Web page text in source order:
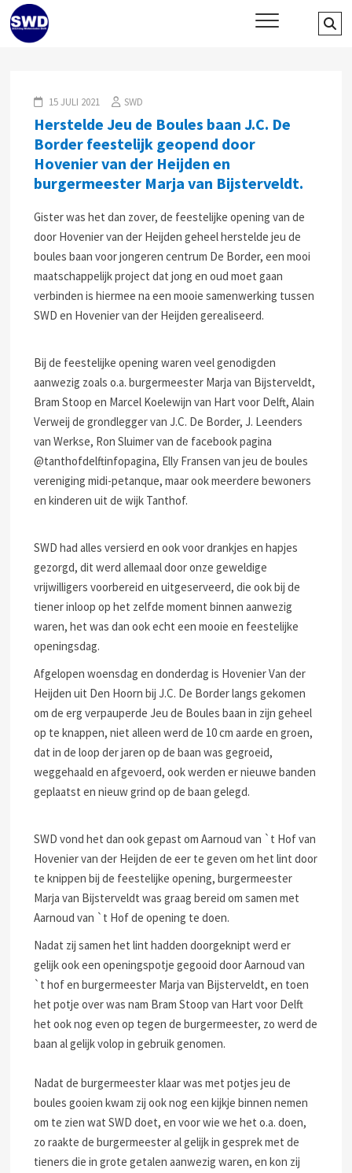
Skip
content
SWD – Stichting Welbevinden
WIJ ZETTEN ONS IN VOOR HET WELZIJN EN VERBINDEN VAN JONG
15 JULI 2021 SWD
Herstelde Jeu de Boules baan J.C. De
Border feestelijk geopend door
Hovenier van der Heijden en
burgermeester Marja van Bijsterveldt.
Gister was het dan zover, de feestelijke opening van de
door Hovenier van der Heijden geheel herstelde jeu de
boules baan voor jongeren centrum De Border, een mooi
maatschappelijk project dat jong en oud moet gaan
verbinden is hiermee na een mooie samenwerking tussen
SWD en Hovenier van der Heijden gerealiseerd.
Bij de feestelijke opening waren veel genodigden
aanwezig zoals o.a. burgermeester Marja van Bijsterveldt,
Bram Stoop en Marcel Koelewijn van Hart voor Delft, Alain
Verweij de grondlegger van J.C. De Border, J. Leenders
van Werkse, Ron Sluimer van de facebook pagina
@tanthofdelftinfopagina, Elly Fransen van jeu de boules
vereniging midi-petanque, maar ook meerdere bewoners
en kinderen uit de wijk Tanthof.
SWD had alles versierd en ook voor drankjes en hapjes
gezorgd, dit werd allemaal door onze geweldige
vrijwilligers voorbereid en uitgeserveerd, die ook bij de
tiener inloop op het zelfde moment binnen aanwezig
waren, het was dan ook echt een mooie en feestelijke
openingsdag.
Afgelopen woensdag en donderdag is Hovenier Van der
Heijden uit Den Hoorn bij J.C. De Border langs gekomen
om de erg verpauperde Jeu de Boules baan in zijn geheel
op te knappen, niet alleen werd de 10 cm aarde en groen,
dat in de loop der jaren op de baan was gegroeid,
weggehaald en afgevoerd, ook werden er nieuwe banden
geplaatst en nieuw grind op de baan gelegd.
SWD vond het dan ook gepast om Aarnoud van `t Hof van
Hovenier van der Heijden de eer te geven om het lint door
te knippen bij de feestelijke opening, burgermeester
Marja van Bijsterveldt was graag bereid om samen met
Aarnoud van `t Hof de opening te doen.
Nadat zij samen het lint hadden doorgeknipt werd er
gelijk ook een openingspotje gegooid door Aarnoud van
`t hof en burgermeester Marja van Bijsterveldt, en toen
het potje over was nam Bram Stoop van Hart voor Delft
het ook nog even op tegen de burgermeester, zo werd de
baan al gelijk volop in gebruik genomen.
Nadat de burgermeester klaar was met potjes jeu de
boules gooien kwam zij ook nog een kijkje binnen nemen
om te zien wat SWD doet, en voor wie we het o.a. doen,
zo raakte de burgermeester al gelijk in gesprek met de
tieners die in grote getalen aanwezig waren, en kon zij